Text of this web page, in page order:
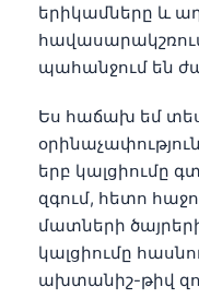
երիկամները և
պահանջում են
Ես հաճախ եմ
երբ կալցիումը
զգում, հետո
մատների
կալցիումը
ախտանիշ-թիվ